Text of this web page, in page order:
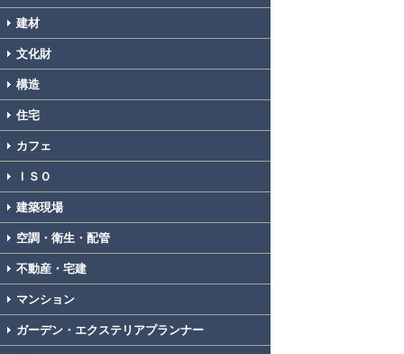
建材
文化財
構造
住宅
カフェ
ＩＳＯ
建築現場
空調・衛生・配管
不動産・宅建
マンション
ガーデン・エクステリアプランナー